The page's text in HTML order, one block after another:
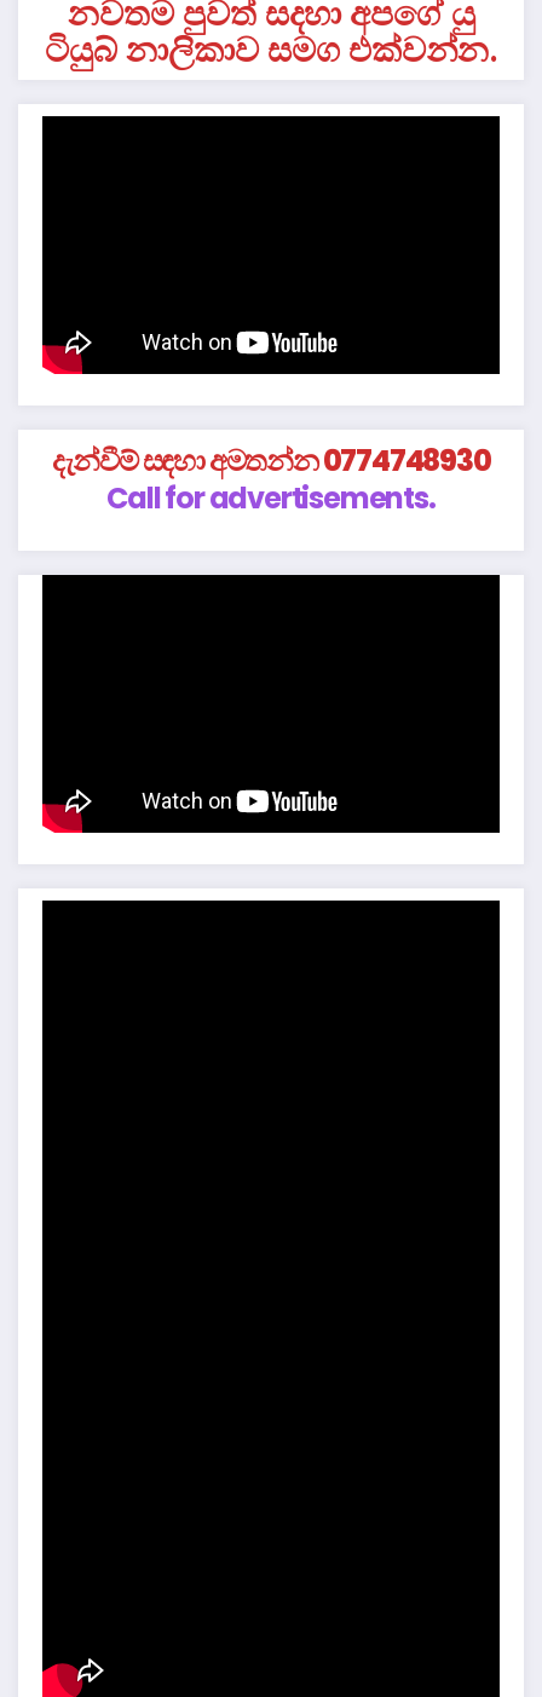
නවතම පුවත් සදහා අපගේ යු
ටියුබ් නාලිකාව සමග එක්වන්න.
දැන්වීම් සඳහා අමතන්න 0774748930
Call for advertisements.